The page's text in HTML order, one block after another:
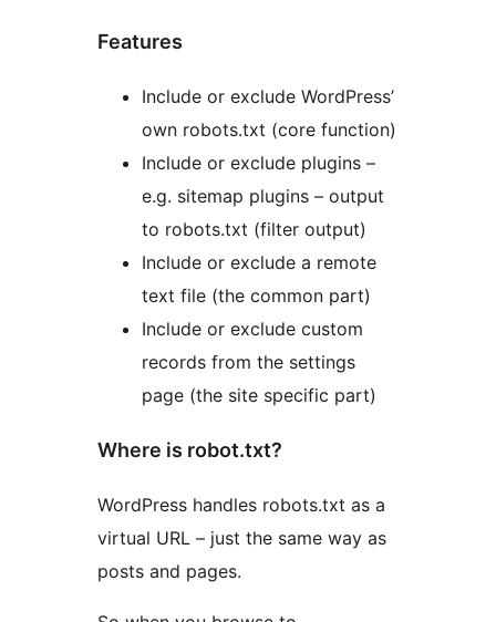
Features
Include or exclude WordPress’
own robots.txt (core function)
Include or exclude plugins –
e.g. sitemap plugins – output
to robots.txt (filter output)
Include or exclude a remote
text file (the common part)
Include or exclude custom
records from the settings
page (the site specific part)
Where is robot.txt?
WordPress handles robots.txt as a
virtual URL – just the same way as
posts and pages.